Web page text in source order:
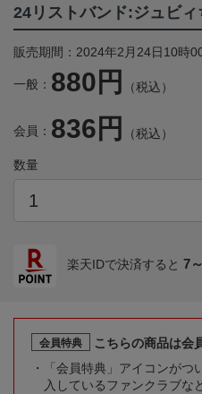
24リストバンド:ジュビィ
販売期間：2024年2月24日10時
一般： 880円 （税込）
会員： 836円 （税込）
数量
楽天IDで決済すると 7
会員特典
こちらの商品は会
「会員特典」アイコンが
入しているファンクラブな